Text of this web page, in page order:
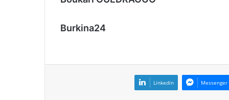
Burkina24
Linkedin Messenger